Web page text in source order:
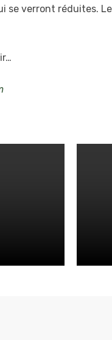
se verront réduites.